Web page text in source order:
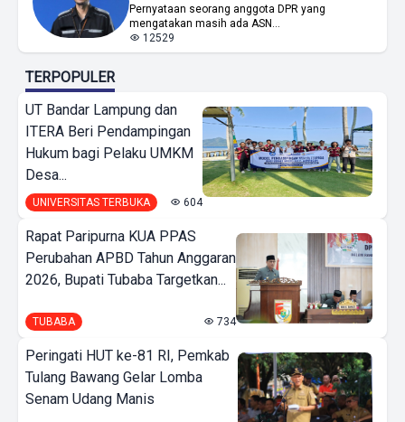
Pernyataan seorang anggota DPR yang
mengatakan masih ada ASN...
12529
TERPOPULER
UT Bandar Lampung dan
ITERA Beri Pendampingan
Hukum bagi Pelaku UMKM
Desa...
UNIVERSITAS TERBUKA 604
Rapat Paripurna KUA PPAS
Perubahan APBD Tahun Anggaran
2026, Bupati Tubaba Targetkan...
TUBABA 734
Peringati HUT ke-81 RI, Pemkab
Tulang Bawang Gelar Lomba
Senam Udang Manis